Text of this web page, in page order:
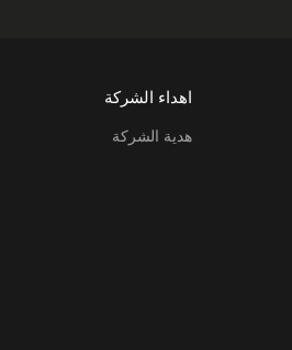
اهداء الشركة
هدية الشركة